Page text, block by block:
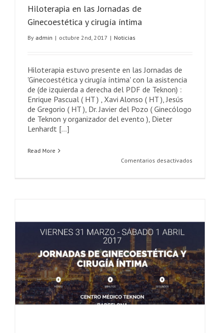
Hiloterapia en las Jornadas de
Ginecoestética y cirugía íntima
By admin | octubre 2nd, 2017 | Noticias
Hiloterapia estuvo presente en las Jornadas de
'Ginecoestética y cirugía íntima' con la asistencia
de (de izquierda a derecha del PDF de Teknon) :
Enrique Pascual ( HT ) , Xavi Alonso ( HT ), Jesús
de Gregorio ( HT ), Dr. Javier del Pozo ( Ginecólogo
de Teknon y organizador del evento ), Dieter
Lenhardt [...]
Read More
Comentarios desactivados
íntima